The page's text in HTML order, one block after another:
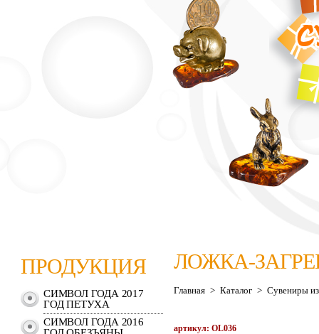
ПРОДУКЦИЯ
СИМВОЛ ГОДА 2017
ГОД ПЕТУХА
СИМВОЛ ГОДА 2016
ЛОЖКА-
Главная > Каталог > Сувениры
артикул: OL036